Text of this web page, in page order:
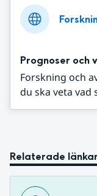
Prognoser och
Forskning och
du ska veta vad
Relaterade länkar